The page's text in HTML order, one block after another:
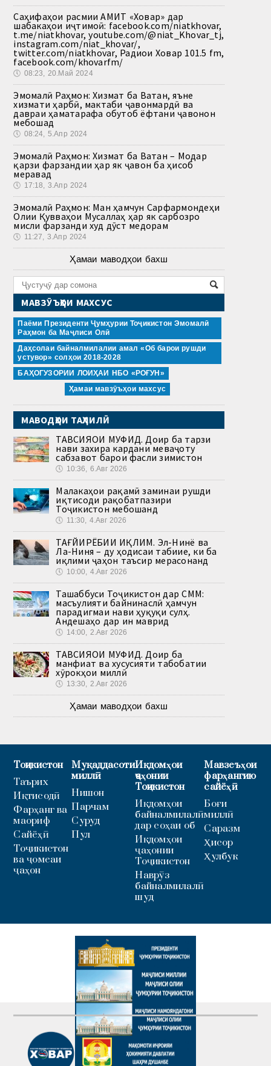
Саҳифаҳои расмии АМИТ «Ховар» дар
шабакаҳои иҷтимоӣ: facebook.com/niatkhovar,
t.me/niatkhovar, youtube.com/@niat_Khovar_tj,
instagram.com/niat_khovar/,
twitter.com/niatkhovar, Радиои Ховар 101.5 fm,
facebook.com/khovarfm/
🕔 08:23, 20.Май 2024
Эмомалӣ Раҳмон: Хизмат ба Ватан, яъне
хизмати ҳарбӣ, мактаби ҷавонмардӣ ва
давраи ҳаматарафа обутоб ёфтани ҷавонон
мебошад
🕔 08:24, 5.Апр 2024
Эмомалӣ Раҳмон: Хизмат ба Ватан – Модар
қарзи фарзандии ҳар як ҷавон ба ҳисоб
меравад
🕔 17:18, 3.Апр 2024
Эмомалӣ Раҳмон: Ман ҳамчун Сарфармондеҳи
Олии Қувваҳои Мусаллаҳ ҳар як сарбозро
мисли фарзанди худ дӯст медорам
🕔 11:27, 3.Апр 2024
Ҳамаи маводҳои бахш
МАВЗӮЪҲОИ МАХСУС
Паёми Президенти Ҷумҳурии Тоҷикистон Эмомалӣ
Раҳмон ба Маҷлиси Олӣ
Даҳсолаи байналмилалии амал «Об барои рушди
устувор» солҳои 2018-2028
БАҲОГУЗОРИИ ЛОИҲАИ НБО «РОҒУН»
Ҳамаи мавзӯъҳои махсус
МАВОДҲОИ ТАҲЛИЛӢ
ТАВСИЯҲОИ МУФИД. Доир ба тарзи
нави захира кардани меваҷоту
сабзавот барои фасли зимистон
🕔 10:36, 6.Авг 2026
Малакаҳои рақамӣ заминаи рушди
иқтисоди рақобатпазири
Тоҷикистон мебошанд
🕔 11:30, 4.Авг 2026
ТАҒЙИРЁБИИ ИҚЛИМ. Эл-Нинё ва
Ла-Ниня – ду ҳодисаи табиие, ки ба
иқлими ҷаҳон таъсир мерасонанд
🕔 10:00, 4.Авг 2026
Ташаббуси Тоҷикистон дар СММ:
масъулияти байнинаслӣ ҳамчун
парадигмаи нави ҳуқуқи сулҳ.
Андешаҳо дар ин маврид
🕔 14:00, 2.Авг 2026
ТАВСИЯҲОИ МУФИД. Доир ба
манфиат ва хусусияти табобатии
хӯрокҳои миллӣ
🕔 13:30, 2.Авг 2026
Ҳамаи маводҳои бахш
Тоҷикистон
Таърих
Иқтисодӣ
Фарҳанг ва
маориф
Сайёҳӣ
Тоҷикистон
ва ҷомеаи
ҷаҳон
Муқаддасоти
миллӣ
Нишон
Парчам
Суруд
Пул
Иқдомҳои
ҷаҳонии
Тоҷикистон
Иқдомҳои
байналмилалӣ
дар соҳаи об
Иқдомҳои
ҷаҳонии
Тоҷикистон
Наврӯз
байналмилалӣ
шуд
Мавзеъҳои
фарҳангию
сайёҳӣ
Боғи
миллӣ
Саразм
Ҳисор
Ҳулбук